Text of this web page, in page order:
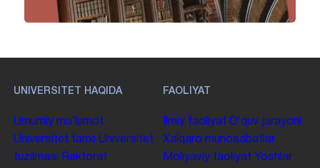
UNIVERSITET HAQIDA
Umumiy maʼlumot
Universitet tarixi Universitet
tuzilmasi Rektorat
FAOLIYAT
Ilmiy faoliyat Oʻquv jarayoni
Xalqaro munosabatlar
Moliyaviy faoliyat Yoshlar